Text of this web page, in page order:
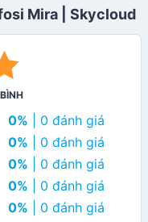
Mira | Skycloud
0% | 0 đánh giá
0% | 0 đánh giá
0% | 0 đánh giá
0% | 0 đánh giá
0% | 0 đánh giá